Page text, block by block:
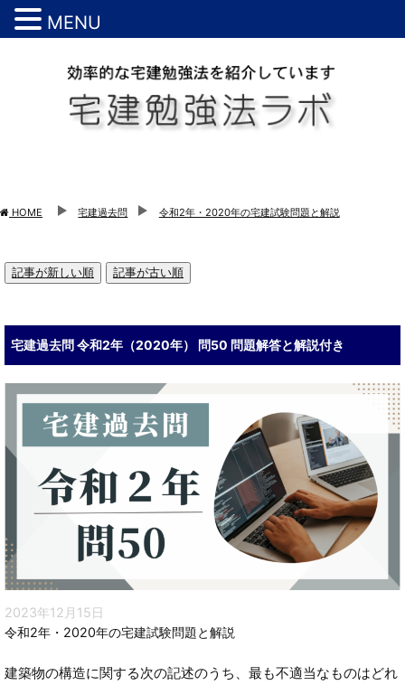
HOME 宅建過去問 令和2年・2020年の宅建試験問題と解説
記事が新しい順 記事が古い順
宅建過去問 令和2年（2020年） 問50 問題解答と解説付き
2023年12月15日
令和2年・2020年の宅建試験問題と解説
建築物の構造に関する次の記述のうち、最も不適当なものはどれ
MENU